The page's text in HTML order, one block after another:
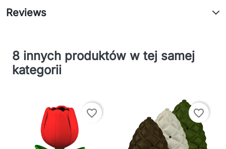
Reviews
8 innych produktów w tej samej
kategorii
favorite_border favorite_border